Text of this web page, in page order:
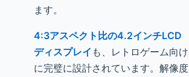
ます。
4:3アスペクト比の4.2インチLCD
ディスプレイ も、レトロゲーム向け
に完璧に設計されています。解像度